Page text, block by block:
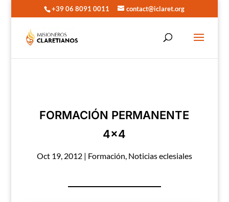
+39 06 8091 0011 contact@iclaret.org
FORMACIÓN PERMANENTE
4×4
Oct 19, 2012| Formación, Noticias eclesiales